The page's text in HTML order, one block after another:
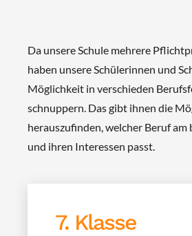
Da unsere Schule mehrere
haben unsere Schülerinnen und
Möglichkeit in verschieden
schnuppern. Das gibt ihnen die
herauszufinden, welcher Beruf am
und ihren Interessen passt.
7. Klasse